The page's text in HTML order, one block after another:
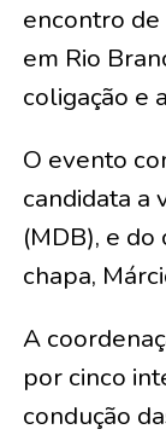
encontro de
em Rio
coligação e
O evento
candidata a
(MDB), e
chapa,
A
por cinco
condução